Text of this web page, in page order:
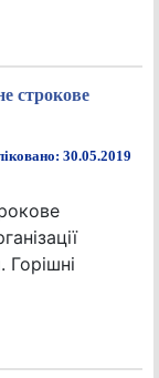
строкове
30.05.2019